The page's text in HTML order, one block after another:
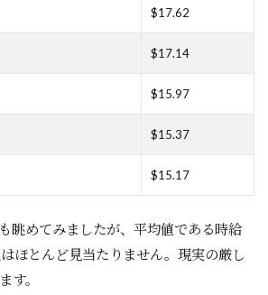
$17.62
$17.14
$15.97
$15.37
$15.17
眺めてみましたが、平均値である時給
ほとんど見当たりません。現実の厳し
す。